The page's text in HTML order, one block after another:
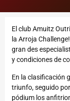
El club Amuitz
la Arroja
gran des
y condiciones de
En la clasificación
triunfo, seguido
pódium los